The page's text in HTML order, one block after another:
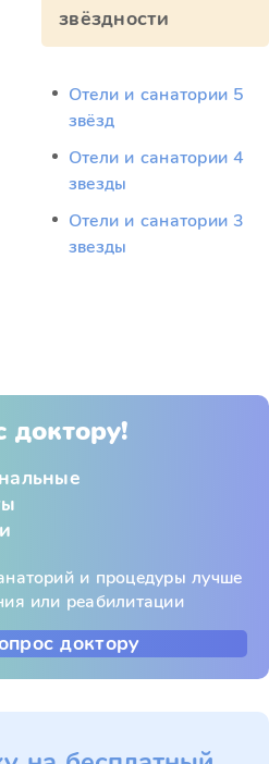
звёздности
Отели и санатории 5
звёзд
Отели и санатории 4
звезды
Отели и санатории 3
звезды
доктору!
и процедуры лучше
или реабилитации
доктору